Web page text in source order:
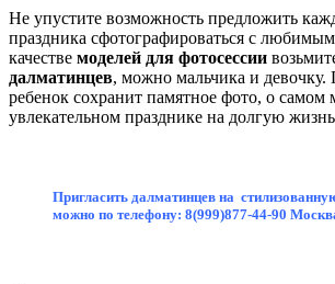
Не упустите возможность предложить
праздника сфотографироваться с
качестве моделей для фотосессии
далматинцев, можно мальчика и
ребенок сохранит памятное фото, о самом
увлекательном празднике на долгую
Пригласить далматинцев на
можно по телефону: 8(999)877-44-90